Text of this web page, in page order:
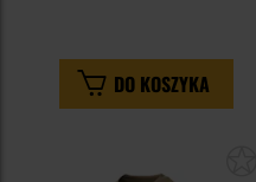
DO KOSZYKA